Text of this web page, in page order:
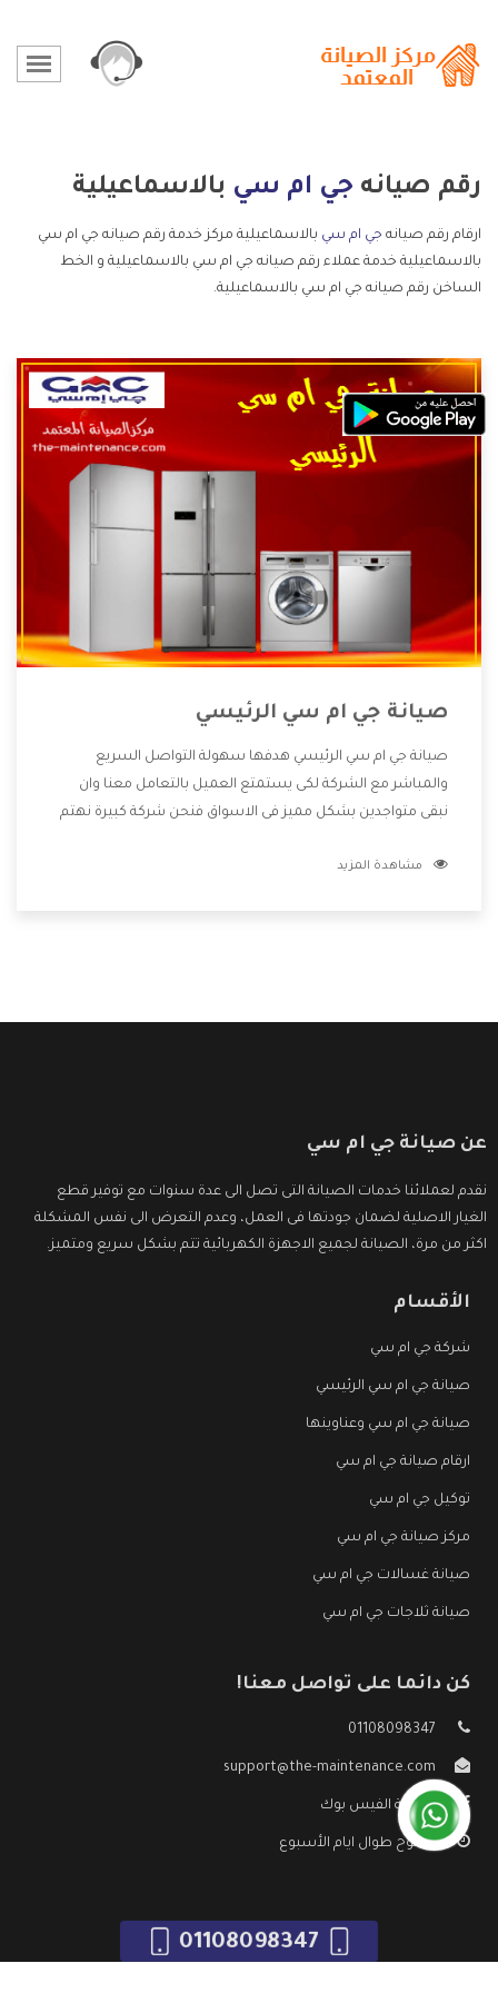
رقم صيانه جي ام سي بالاسماعيلية
ارقام رقم صيانه جي ام سي بالاسماعيلية مركز خدمة رقم صيانه جي ام سي
بالاسماعيلية خدمة عملاء رقم صيانه جي ام سي بالاسماعيلية و الخط
الساخن رقم صيانه جي ام سي بالاسماعيلية.
صيانة جي ام سي الرئيسي
صيانة جي ام سي الرئيسي هدفها سهولة التواصل السريع
والمباشر مع الشركة لكى يستمتع العميل بالتعامل معنا وان
نبقى متواجدين بشكل مميز فى الاسواق فنحن شركة كبيرة نهتم
الشركة بها والتى تكون منها خدمة الصيانة التى تكون من أهم
مشاهدة المزيد
عن صيانة جي ام سي
نقدم لعملائنا خدمات الصيانة التى تصل الى عدة سنوات مع توفير قطع
الغيار الاصلية لضمان جودتها فى العمل، وعدم التعرض الى نفس المشكلة
اكثر من مرة، الصيانة لجميع الاجهزة الكهربائية تتم بشكل سريع ومتميز.
الأقسام
شركة جي ام سي
صيانة جي ام سي الرئيسي
صيانة جي ام سي وعناوينها
ارقام صيانة جي ام سي
توكيل جي ام سي
مركز صيانة جي ام سي
صيانة غسالات جي ام سي
صيانة ثلاجات جي ام سي
كن دائما على تواصل معنا!
01108098347
support@the-maintenance.com
صفحة الفيس بوك
مفتوح طوال ايام الأسبوع
01108098347